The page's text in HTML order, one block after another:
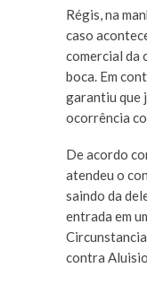
Régis, na
caso
comercial da
boca. Em
garantiu que
ocorrência
De acordo
atendeu o
saindo da
entrada em
contra